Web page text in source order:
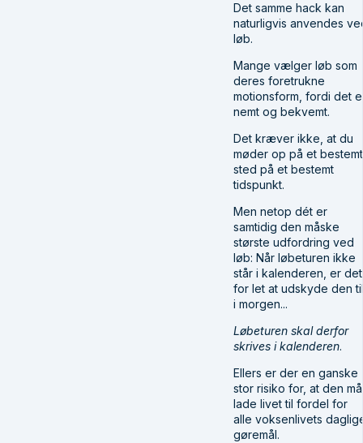
Det samme hack kan
naturligvis anvendes
løb.
Mange vælger løb som
deres foretrukne
motionsform, fordi det
nemt og bekvemt.
Det kræver ikke, at du
møder op på et bestemt
sted på et bestemt
tidspunkt.
Men netop dét er
samtidig den måske
største udfordring ved
løb: Når løbeturen ikke
står i kalenderen, er det
for let at udskyde den til
i morgen...
Løbeturen skal derfor
skrives i kalenderen.
Ellers er der en ganske
stor risiko for, at den må
lade livet til fordel for
alle voksenlivets
gøremål.